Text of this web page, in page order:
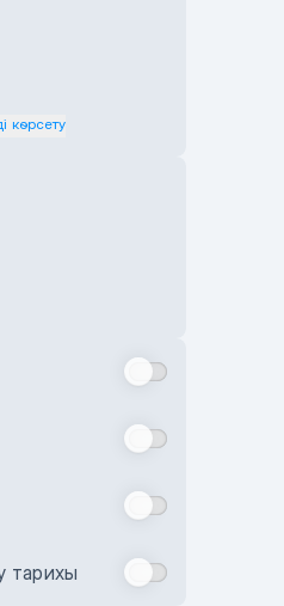
көрсету
тарихы